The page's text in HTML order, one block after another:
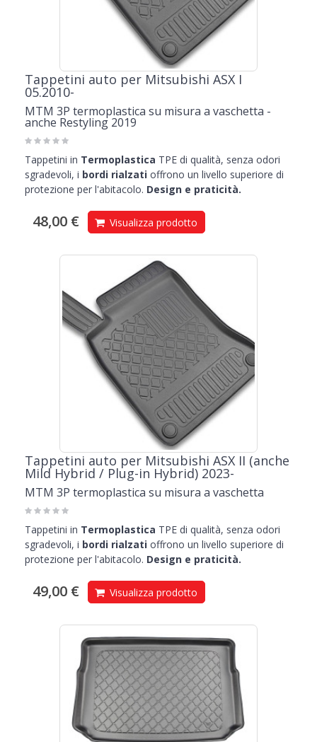
per la massima protezione del tuo bagagliaio: sicura e
vasca proteggi bauleè la soluzione ottimale per
viaggiare in famiglia e portare con te il tuo amico a 4 zampe.
Tappetini auto per Mitsubishi ASX I
05.2010-
MTM 3P termoplastica su misura a vaschetta -
anche Restyling 2019
Tappetini in Termoplastica TPE di qualità, senza odori
sgradevoli, i bordi rialzati offrono un livello superiore di
protezione per l'abitacolo. Design e praticità.
48,00 € Visualizza prodotto
Tappetini auto per Mitsubishi ASX II (anche
Mild Hybrid / Plug-in Hybrid) 2023-
MTM 3P termoplastica su misura a vaschetta
Tappetini in Termoplastica TPE di qualità, senza odori
sgradevoli, i bordi rialzati offrono un livello superiore di
protezione per l'abitacolo. Design e praticità.
49,00 € Visualizza prodotto